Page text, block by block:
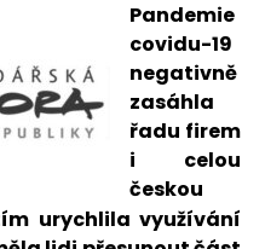
Pandemie
covidu-19
negativně
zasáhla
řadu firem
i celou
českou
urychlila využívání